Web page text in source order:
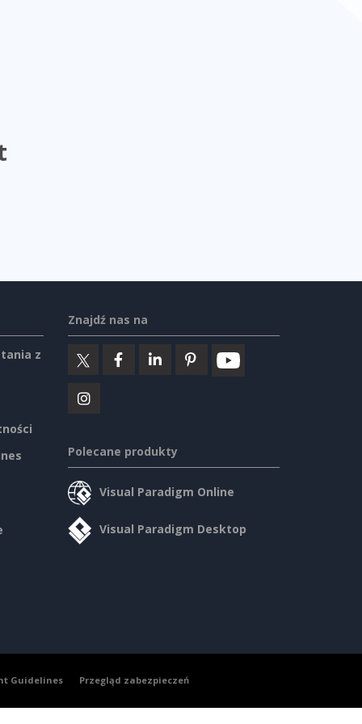
z
Znajdź nas na
Polecane produkty
Visual Paradigm Online
Visual Paradigm Desktop
Guidelines Przegląd zabezpieczeń